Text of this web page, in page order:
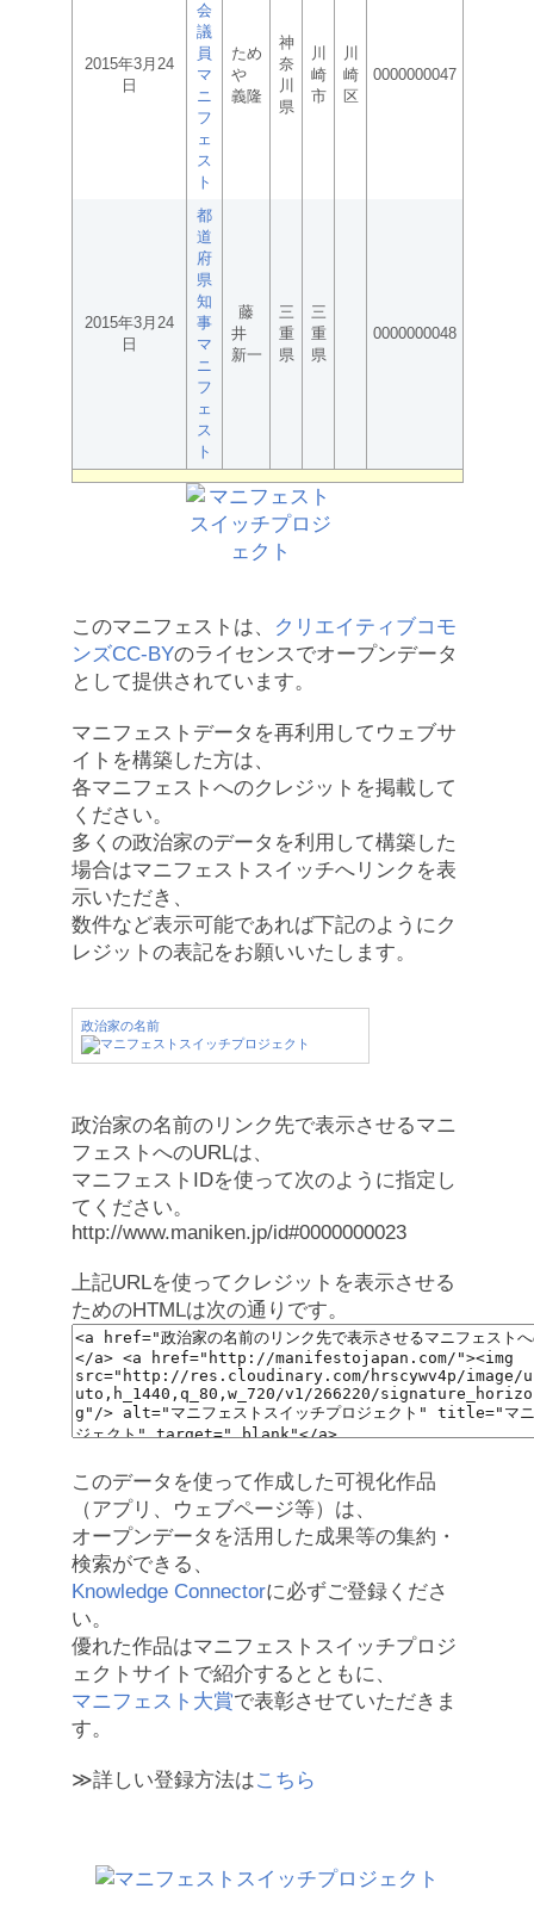
2015年3月24
日
会
議
員
マ
ニ
フ
ェ
ス
ト
ため
や
義隆
神
奈
川
県
川
崎
市
川
崎
区
0000000047
2015年3月24
日
都
道
府
県
知
事
マ
ニ
フ
ェ
ス
ト
藤
井
新一
三
重
県
三
重
県
0000000048
このマニフェストは、
クリエイティブコモ
ンズCC-BYのライセンスでオープンデータ
として提供されています。
マニフェストデータを再利用してウェブサ
イトを構築した方は、
各マニフェストへのクレジットを掲載して
ください。
多くの政治家のデータを利用して構築した
場合はマニフェストスイッチへリンクを表
示いただき、
数件など表示可能であれば下記のようにク
レジットの表記をお願いいたします。
政治家の名前
政治家の名前のリンク先で表示させるマニ
フェストへのURLは、
マニフェストIDを使って次のように指定し
てください。
http://www.maniken.jp/id#0000000023
上記URLを使ってクレジットを表示させる
ためのHTMLは次の通りです。
このデータを使って作成した可視化作品
（アプリ、ウェブページ等）は、
オープンデータを活用した成果等の集約・
検索ができる、
Knowledge Connectorに必ずご登録くださ
い。
優れた作品はマニフェストスイッチプロジ
ェクトサイトで紹介するとともに、
マニフェスト大賞で表彰させていただきま
す。
≫詳しい登録方法はこちら